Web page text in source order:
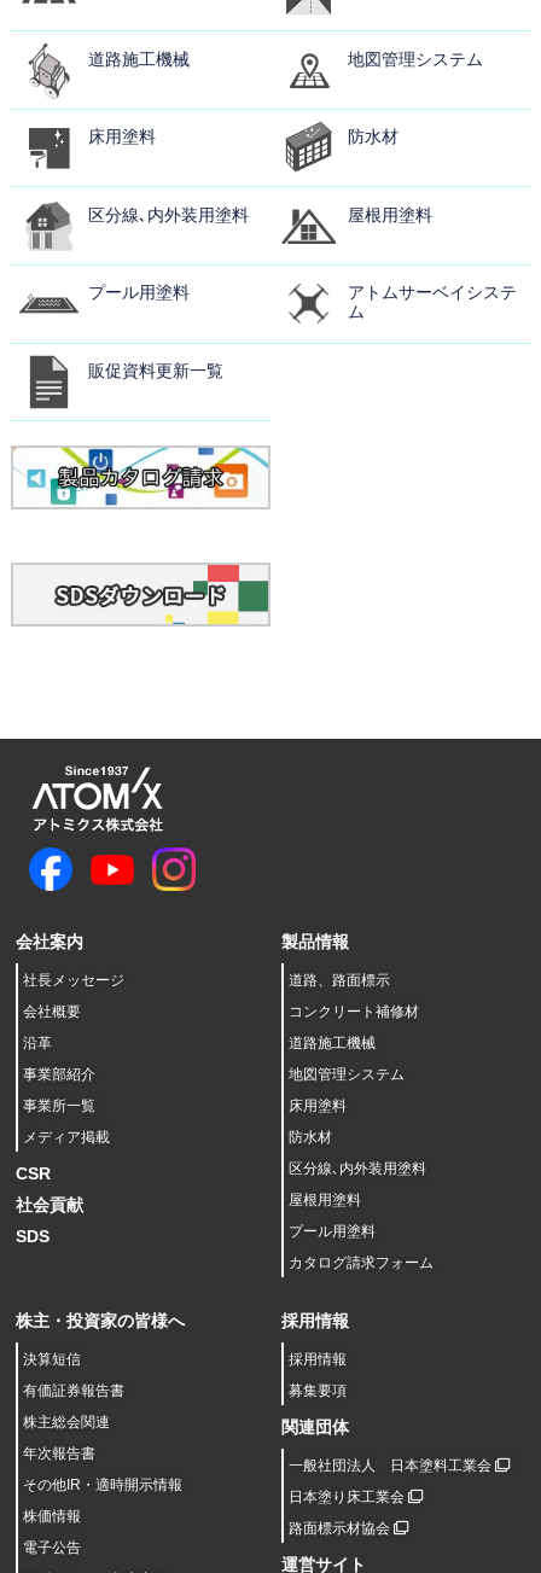
道路施工機械 地図管理システム
床用塗料 防水材
区分線､内外装用塗料 屋根用塗料
プール用塗料
アトムサーベイシステ
ム
販促資料更新一覧
会社案内
社長メッセージ
会社概要
沿革
事業部紹介
事業所一覧
メディア掲載
CSR
社会貢献
SDS
製品情報
道路、路面標示
コンクリート補修材
道路施工機械
地図管理システム
床用塗料
防水材
区分線､内外装用塗料
屋根用塗料
プール用塗料
カタログ請求フォーム
株主・投資家の皆様へ
決算短信
有価証券報告書
株主総会関連
年次報告書
その他IR・適時開示情報
株価情報
電子公告
採用情報
採用情報
募集要項
関連団体
一般社団法人 日本塗料工業会
日本塗り床工業会
路面標示材協会
運営サイト